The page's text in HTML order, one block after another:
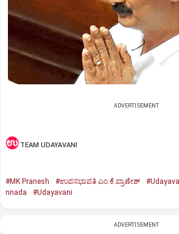
ADVERTISEMENT
TEAM UDAYAVANI
#MK Pranesh #ಉಪಸಭಾಪತಿ ಎಂ.ಕೆ.ಪ್ರಾಣೇಶ್
nnada
#Udayavani
ADVERTISEMENT